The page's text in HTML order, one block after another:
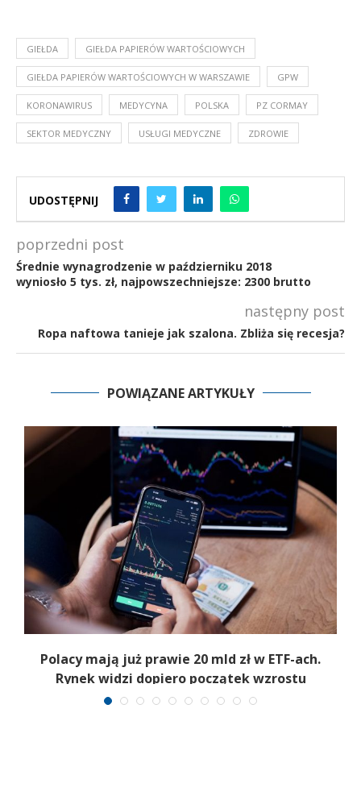
GIEŁDA GIEŁDA PAPIERÓW WARTOŚCIOWYCH
GIEŁDA PAPIERÓW WARTOŚCIOWYCH W WARSZAWIE GPW
KORONAWIRUS MEDYCYNA POLSKA PZ CORMAY
SEKTOR MEDYCZNY USŁUGI MEDYCZNE ZDROWIE
UDOSTĘPNIJ
poprzedni post
Średnie wynagrodzenie w październiku 2018
wyniosło 5 tys. zł, najpowszechniejsze: 2300 brutto
następny post
Ropa naftowa tanieje jak szalona. Zbliża się recesja?
POWIĄZANE ARTYKUŁY
Polacy mają już prawie 20 mld zł w ETF-ach.
Rynek widzi dopiero początek wzrostu